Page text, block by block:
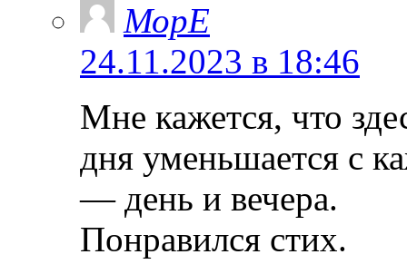
МорЕ
24.11.2023 в 18:46
Мне кажется, что
дня уменьшается с
— день и вечера.
Понравился стих.